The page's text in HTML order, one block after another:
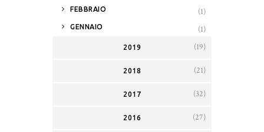
► FEBBRAIO (1)
► GENNAIO (1)
2019 (19)
2018 (21)
2017 (32)
2016 (27)